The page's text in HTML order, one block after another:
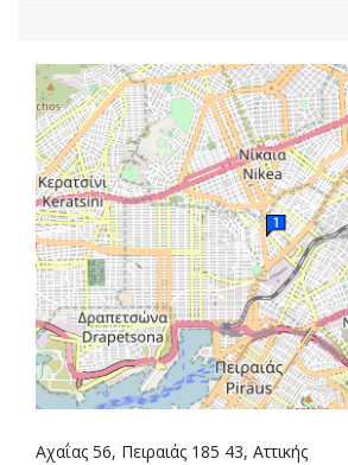
Αχαΐας 56, Πειραιάς 185 43, Αττικής